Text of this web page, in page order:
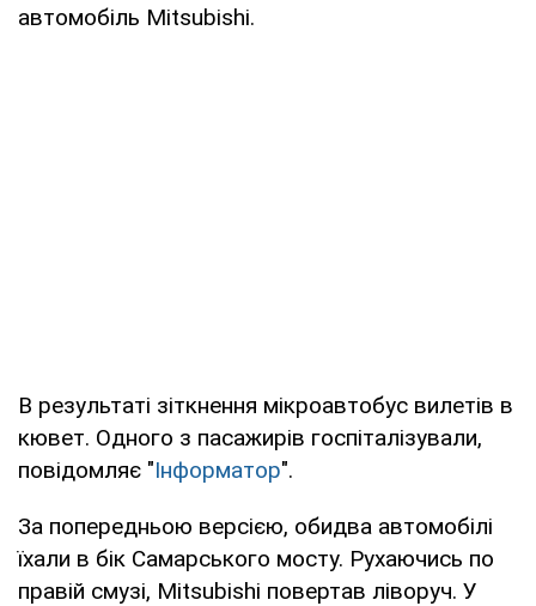
автомобіль Mitsubishi.
В результаті зіткнення мікроавтобус вилетів в
кювет. Одного з пасажирів госпіталізували,
повідомляє "Інформатор".
За попередньою версією, обидва автомобілі
їхали в бік Самарського мосту. Рухаючись по
правій смузі, Mitsubishi повертав ліворуч. У